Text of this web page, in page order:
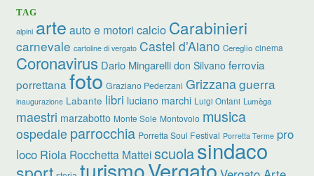
TAG
alpini arte auto e motori calcio Carabinieri
carnevale cartoline di vergato Castel d’Aiano Cereglio cinema
Coronavirus Dario Mingarelli don Silvano ferrovia
porrettana foto Graziano Pederzani Grizzanaguerra
inaugurazione Labante libri luciano marchi Luigi Ontani Lumèga
maestri marzabotto Monte Sole Montovolo musica
ospedale parrocchia Porretta Soul Festival Porretta Terme pro
loco Riola Rocchetta Matteiscuolasindaco
turismoVergato